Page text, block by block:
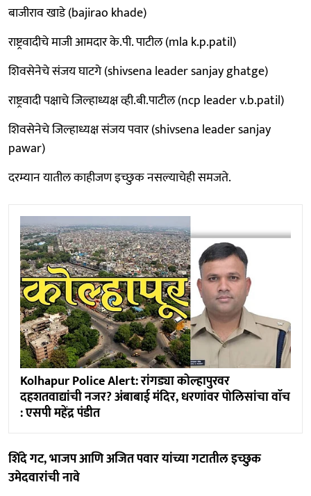
बाजीराव खाडे (bajirao khade)
राष्ट्रवादीचे माजी आमदार के.पी. पाटील (mla k.p.patil)
शिवसेनेचे संजय घाटगे (shivsena leader sanjay ghatge)
राष्ट्रवादी पक्षाचे जिल्हाध्यक्ष व्ही.बी.पाटील (ncp leader v.b.patil)
शिवसेनेचे जिल्हाध्यक्ष संजय पवार (shivsena leader sanjay
pawar)
दरम्यान यातील काहीजण इच्छुक नसल्याचेही समजते.
Kolhapur Police Alert: रांगड्या काेल्हापुरवर
दहशतवाद्यांची नजर? अंबाबाई मंदिर, धरणांवर पाेलिसांचा वाॅच
: एसपी महेंद्र पंडीत
शिंदे गट, भाजप आणि अजित पवार यांच्या गटातील इच्छुक
उमेदवारांची नावे